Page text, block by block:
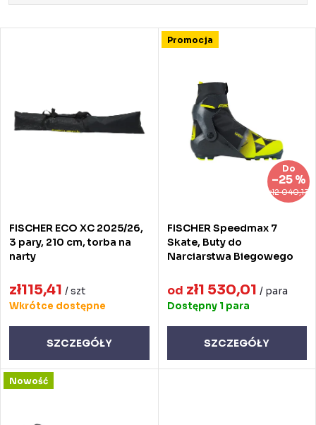
o
w
p
r
o
k
t
t
d
u
k
w
FISCHER ECO XC 2025/26,
3 pary, 210 cm, torba na
narty
zł115,41 / szt
Wkrótce dostępne
SZCZEGÓŁY
Promocja
zł2 040,13
Do
–25 %
FISCHER Speedmax 7
Skate, Buty do
Narciarstwa Biegowego
od zł1 530,01 / para
Dostępny 1 para
SZCZEGÓŁY
Nowość